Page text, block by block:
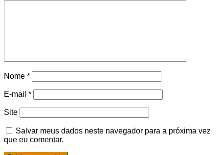
Nome *
E-mail *
Site
Salvar meus dados neste navegador para a próxima vez
que eu comentar.